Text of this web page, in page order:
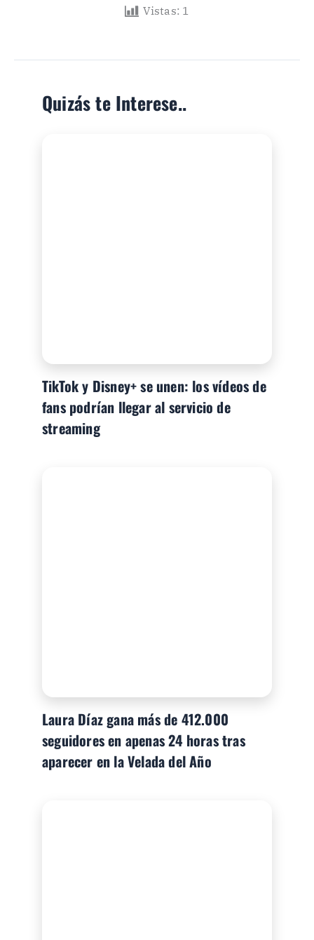
Vistas: 1
Quizás te Interese..
TikTok y Disney+ se unen: los vídeos de
fans podrían llegar al servicio de
streaming
Laura Díaz gana más de 412.000
seguidores en apenas 24 horas tras
aparecer en la Velada del Año